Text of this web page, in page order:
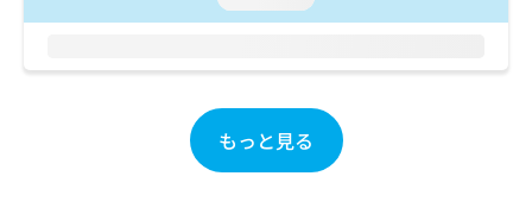
もっと見る